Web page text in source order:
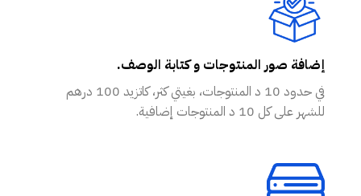
إضافة صور المنتوجات و كتابة الوصف.
في حدود 10 د المنتوجات، بغيتي كثر، كاتزيد 100 درهم
للشهر على كل 10 د المنتوجات إضافية.